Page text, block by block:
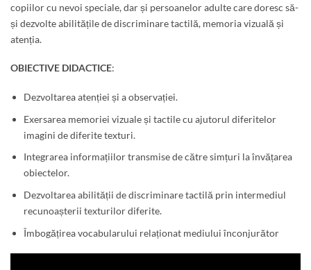
copiilor cu nevoi speciale, dar și persoanelor adulte care doresc să-
și dezvolte abilitățile de discriminare tactilă, memoria vizuală și
atenția.
OBIECTIVE DIDACTICE:
Dezvoltarea atenției și a observației.
Exersarea memoriei vizuale și tactile cu ajutorul diferitelor
imagini de diferite texturi.
Integrarea informațiilor transmise de către simțuri la învățarea
obiectelor.
Dezvoltarea abilității de discriminare tactilă prin intermediul
recunoașterii texturilor diferite.
Îmbogățirea vocabularului relaționat mediului înconjurător